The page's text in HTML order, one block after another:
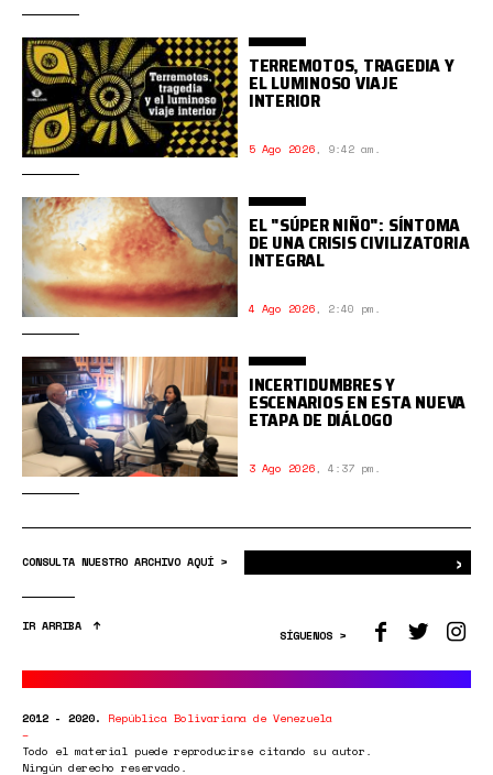
TERREMOTOS, TRAGEDIA Y
EL LUMINOSO VIAJE
INTERIOR
5 Ago 2026, 9:42 am.
EL "SÚPER NIÑO": SÍNTOMA
DE UNA CRISIS CIVILIZATORIA
INTEGRAL
4 Ago 2026, 2:40 pm.
INCERTIDUMBRES Y
ESCENARIOS EN ESTA NUEVA
ETAPA DE DIÁLOGO
3 Ago 2026, 4:37 pm.
CONSULTA NUESTRO ARCHIVO AQUÍ > ›
IR ARRIBA
SÍGUENOS >
2012 - 2020. República Bolivariana de Venezuela
Todo el material puede reproducirse citando su autor.
Ningún derecho reservado.